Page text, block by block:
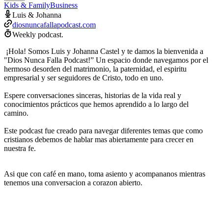
Kids & FamilyBusiness
Luis & Johanna
diosnuncafallapodcast.com
Weekly podcast.
¡Hola! Somos Luis y Johanna Castel y te damos la bienvenida a
"Dios Nunca Falla Podcast!” Un espacio donde navegamos por el
hermoso desorden del matrimonio, la paternidad, el espiritu
empresarial y ser seguidores de Cristo, todo en uno.
Espere conversaciones sinceras, historias de la vida real y
conocimientos prácticos que hemos aprendido a lo largo del
camino.
Este podcast fue creado para navegar diferentes temas que como
cristianos debemos de hablar mas abiertamente para crecer en
nuestra fe.
Asi que con café en mano, toma asiento y acompananos mientras
tenemos una conversacion a corazon abierto.